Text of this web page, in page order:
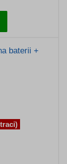
baterii +